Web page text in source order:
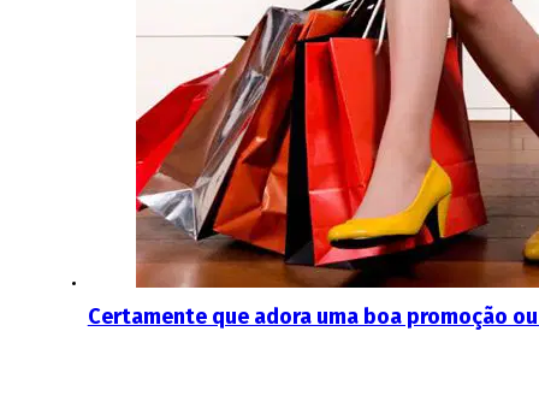
Certamente que adora uma boa promoção